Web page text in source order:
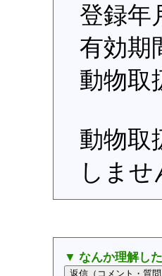
登録
有効
動物
動物取
しま
▼ なんか理解した